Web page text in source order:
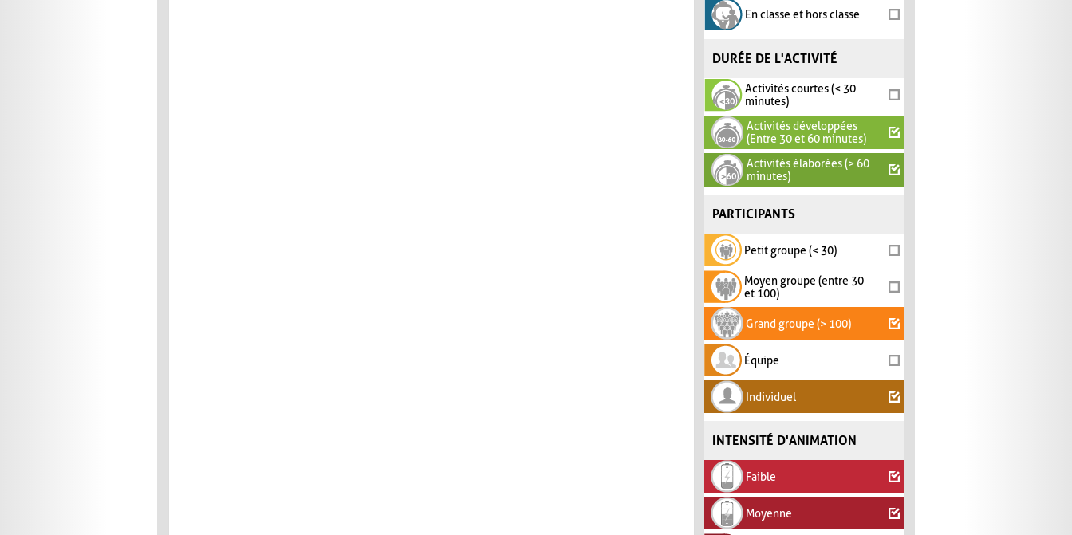
En classe et hors classe
DURÉE DE L'ACTIVITÉ
Activités courtes (< 30
minutes)
Activités développées
(Entre 30 et 60 minutes)
Activités élaborées (> 60
minutes)
PARTICIPANTS
Petit groupe (< 30)
Moyen groupe (entre 30
et 100)
Grand groupe (> 100)
Équipe
Individuel
INTENSITÉ D'ANIMATION
Faible
Moyenne